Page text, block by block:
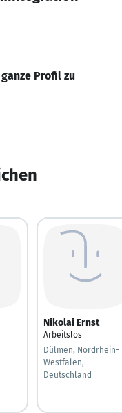
Profil zu
Nikolai Ernst
Arbeitslos
Dülmen, Nordrhein-
Westfalen,
Deutschland